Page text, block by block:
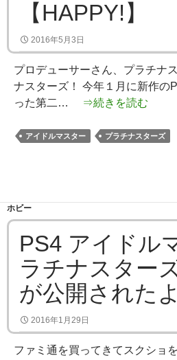
【HAPPY!】
2016年5月3日
プロデューサーさん、プラチナ
ナスターズ！ 今年１月に新作の
った第二…
⇒続きを読む
アイドルマスター プラチナスターズ
ホビー
PS4 アイドル
ラチナスター
が公開された
2016年1月29日
ファミ通を買ってきてスクショ